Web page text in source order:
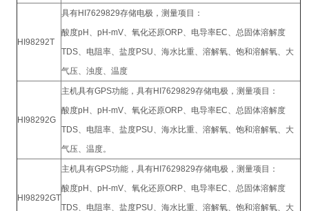
HI98292T
具有HI7629829存储电极，测量项目：
酸度pH、pH-mV、氧化还原ORP、电导率EC、总固体溶解度
TDS、电阻率、盐度PSU、海水比重、溶解氧、饱和溶解氧、大
气压、浊度、温度
HI98292G
主机具有GPS功能，具有HI7629829存储电极，测量项目：
酸度pH、pH-mV、氧化还原ORP、电导率EC、总固体溶解度
TDS、电阻率、盐度PSU、海水比重、溶解氧、饱和溶解氧、大
气压、温度。
HI98292GT
主机具有GPS功能，具有HI7629829存储电极，测量项目：
酸度pH、pH-mV、氧化还原ORP、电导率EC、总固体溶解度
TDS、电阻率、盐度PSU、海水比重、溶解氧、饱和溶解氧、大